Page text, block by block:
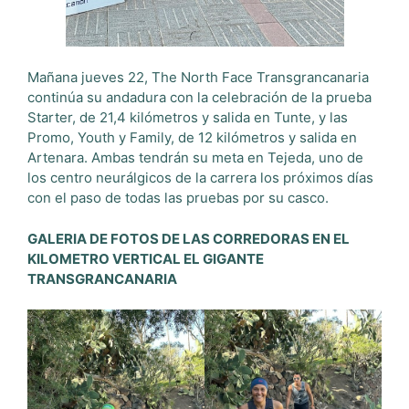
Mañana jueves 22, The North Face Transgrancanaria
continúa su andadura con la celebración de la prueba
Starter, de 21,4 kilómetros y salida en Tunte, y las
Promo, Youth y Family, de 12 kilómetros y salida en
Artenara. Ambas tendrán su meta en Tejeda, uno de
los centro neurálgicos de la carrera los próximos días
con el paso de todas las pruebas por su casco.
GALERIA DE FOTOS DE LAS CORREDORAS EN EL
KILOMETRO VERTICAL EL GIGANTE
TRANSGRANCANARIA